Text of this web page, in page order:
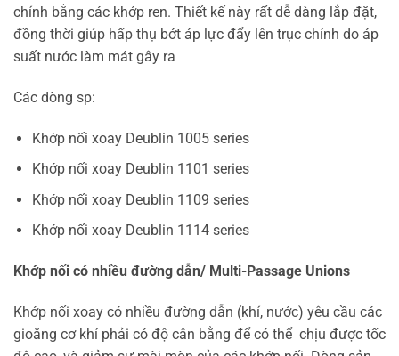
chính bằng các khớp ren. Thiết kế này rất dễ dàng lắp đặt,
đồng thời giúp hấp thụ bớt áp lực đẩy lên trục chính do áp
suất nước làm mát gây ra
Các dòng sp:
Khớp nối xoay Deublin 1005 series
Khớp nối xoay Deublin 1101 series
Khớp nối xoay Deublin 1109 series
Khớp nối xoay Deublin 1114 series
Khớp nối có nhiều đường dẫn/ Multi-Passage Unions
Khớp nối xoay có nhiều đường dẫn (khí, nước) yêu cầu các
gioăng cơ khí phải có độ cân bằng để có thể chịu được tốc